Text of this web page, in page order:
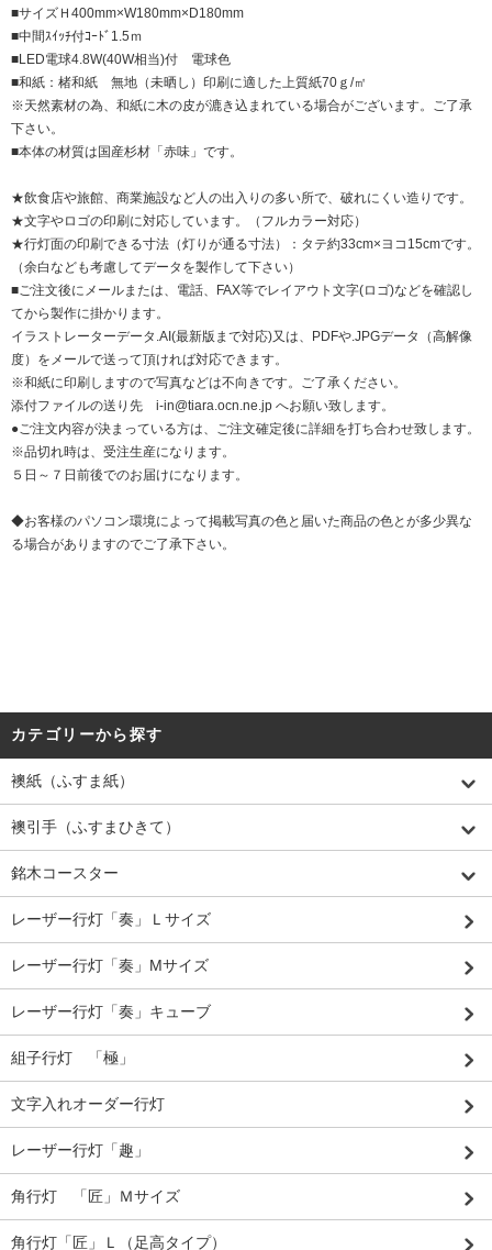
■サイズＨ400mm×W180mm×D180mm
■中間ｽｲｯﾁ付ｺｰﾄﾞ1.5ｍ
■LED電球4.8W(40W相当)付 電球色
■和紙：楮和紙 無地（未晒し）印刷に適した上質紙70ｇ/㎡
※天然素材の為、和紙に木の皮が漉き込まれている場合がございます。ご了承
下さい。
■本体の材質は国産杉材「赤味」です。
★飲食店や旅館、商業施設など人の出入りの多い所で、破れにくい造りです。
★文字やロゴの印刷に対応しています。（フルカラー対応）
★行灯面の印刷できる寸法（灯りが通る寸法）：タテ約33cm×ヨコ15cmです。
（余白なども考慮してデータを製作して下さい）
■ご注文後にメールまたは、電話、FAX等でレイアウト文字(ロゴ)などを確認し
てから製作に掛かります。
イラストレーターデータ.AI(最新版まで対応)又は、PDFや.JPGデータ（高解像
度）をメールで送って頂ければ対応できます。
※和紙に印刷しますので写真などは不向きです。ご了承ください。
添付ファイルの送り先 i-in@tiara.ocn.ne.jp へお願い致します。
●ご注文内容が決まっている方は、ご注文確定後に詳細を打ち合わせ致します。
※品切れ時は、受注生産になります。
５日～７日前後でのお届けになります。
◆お客様のパソコン環境によって掲載写真の色と届いた商品の色とが多少異な
る場合がありますのでご了承下さい。
カテゴリーから探す
襖紙（ふすま紙）
襖引手（ふすまひきて）
銘木コースター
レーザー行灯「奏」Ｌサイズ
レーザー行灯「奏」Mサイズ
レーザー行灯「奏」キューブ
組子行灯 「極」
文字入れオーダー行灯
レーザー行灯「趣」
角行灯 「匠」Ｍサイズ
角行灯「匠」Ｌ（足高タイプ）